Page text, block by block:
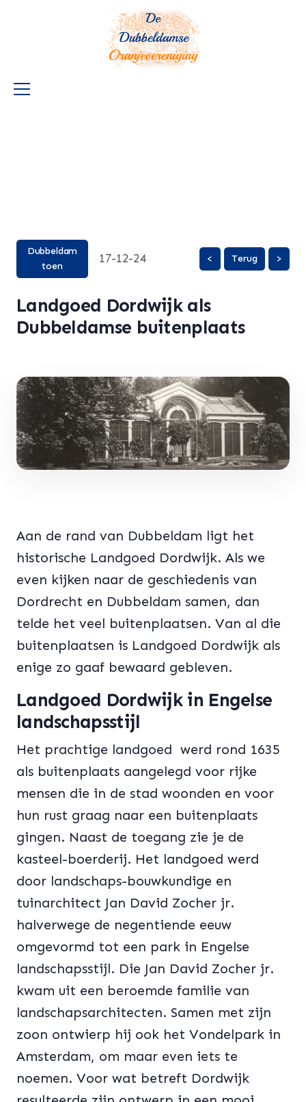
Dubbeldam
toen
17-12-24 < Terug >
Landgoed Dordwijk als
Dubbeldamse buitenplaats
Aan de rand van Dubbeldam ligt het
historische Landgoed Dordwijk. Als we
even kijken naar de geschiedenis van
Dordrecht en Dubbeldam samen, dan
telde het veel buitenplaatsen. Van al die
buitenplaatsen is Landgoed Dordwijk als
enige zo gaaf bewaard gebleven.
Landgoed Dordwijk in Engelse
landschapsstijl
Het prachtige landgoed werd rond 1635
als buitenplaats aangelegd voor rijke
mensen die in de stad woonden en voor
hun rust graag naar een buitenplaats
gingen. Naast de toegang zie je de
kasteel-boerderij. Het landgoed werd
door landschaps-bouwkundige en
tuinarchitect Jan David Zocher jr.
halverwege de negentiende eeuw
omgevormd tot een park in Engelse
landschapsstijl. Die Jan David Zocher jr.
kwam uit een beroemde familie van
landschapsarchitecten. Samen met zijn
zoon ontwierp hij ook het Vondelpark in
Amsterdam, om maar even iets te
noemen. Voor wat betreft Dordwijk